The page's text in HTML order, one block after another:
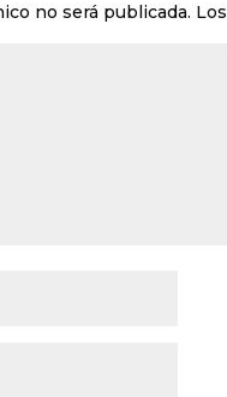
no será publicada.